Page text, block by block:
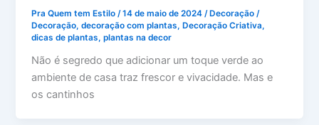
Pra Quem tem Estilo /14 de maio de 2024 /Decoração /
Decoração,decoração com plantas,Decoração Criativa,
dicas de plantas,plantas na decor
Não é segredo que adicionar um toque verde ao
ambiente de casa traz frescor e vivacidade. Mas e
os cantinhos